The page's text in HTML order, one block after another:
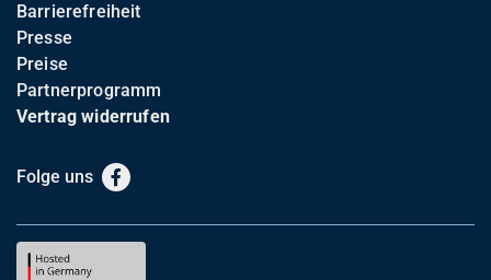
Barrierefreiheit
Presse
Preise
Partnerprogramm
Vertrag widerrufen
Folge uns Facebook